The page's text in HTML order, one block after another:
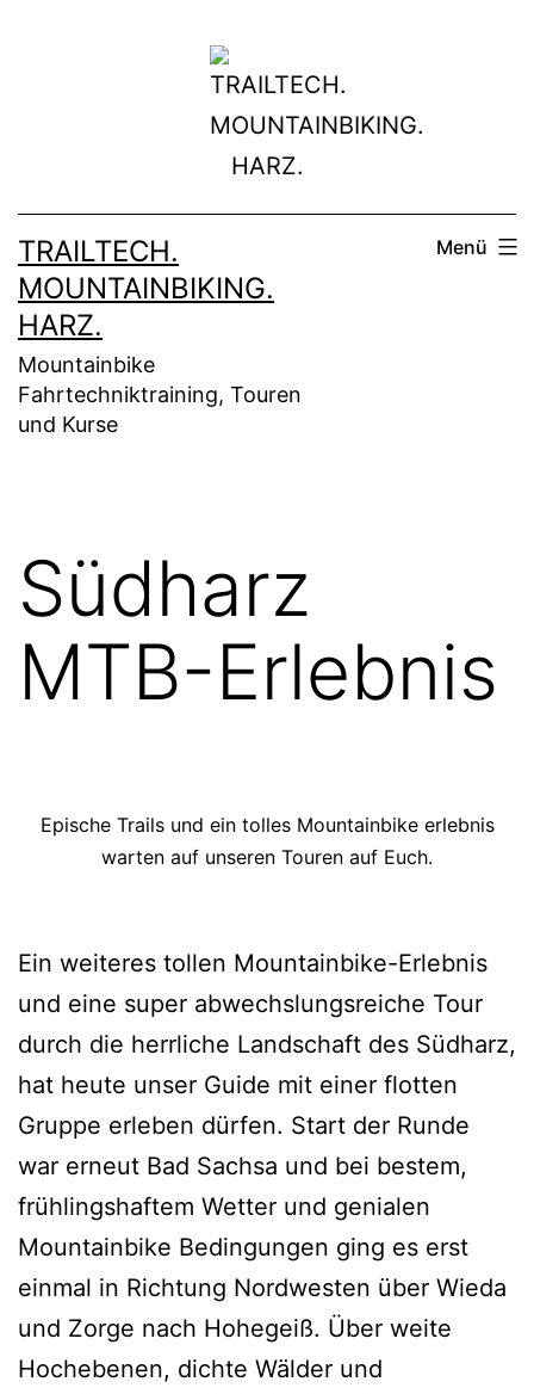
TRAILTECH.
MOUNTAINBIKING.
HARZ.
Mountainbike
Fahrtechniktraining, Touren
und Kurse
Menü
Südharz
MTB-Erlebnis
Epische Trails und ein tolles Mountainbike erlebnis
warten auf unseren Touren auf Euch.
Ein weiteres tollen Mountainbike-Erlebnis
und eine super abwechslungsreiche Tour
durch die herrliche Landschaft des Südharz,
hat heute unser Guide mit einer flotten
Gruppe erleben dürfen. Start der Runde
war erneut Bad Sachsa und bei bestem,
frühlingshaftem Wetter und genialen
Mountainbike Bedingungen ging es erst
einmal in Richtung Nordwesten über Wieda
und Zorge nach Hohegeiß. Über weite
Hochebenen, dichte Wälder und